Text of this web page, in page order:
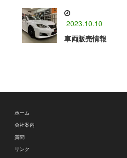
2023.10.10
車両販売情報
ホーム
会社案内
質問
リンク